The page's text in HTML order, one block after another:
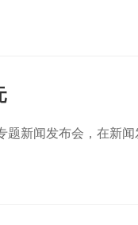
新闻发布会，在新